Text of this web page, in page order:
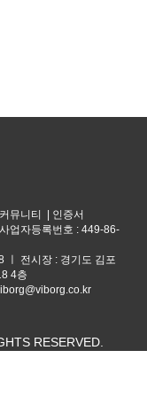
커뮤니티
인증서
업자등록번호 : 449-86-
ㅣ 전시장 : 경기도 김포
4층
RESERVED.